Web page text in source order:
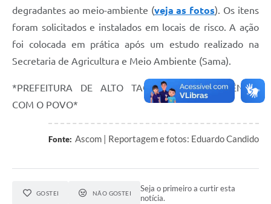
degradantes ao meio-ambiente (veja as fotos). Os itens
foram solicitados e instalados em locais de risco. A ação
foi colocada em prática após um estudo realizado na
Secretaria de Agricultura e Meio Ambiente (Sama).
*PREFEITURA DE ALTO TAQUARI, TRANSPARÊNCIA
COM O POVO*
Fonte: Ascom | Reportagem e fotos: Eduardo Candido
GOSTEI NÃO GOSTEI
Seja o primeiro a curtir esta
notícia.